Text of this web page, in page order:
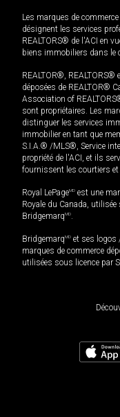
Les marques de
désignent les services
REALTORS® de l'ACI en
biens immobiliers dans le
REALTOR®, REALTORS®
déposées de REALTOR®
Association of
sont propriétaires. Les
distinguer les services
immobilier en tant que
S.I.A.® /MLS®, Service
propriété de l'ACI, et ils
fournissent les courtiers
Royal LePageMD est une
Royale du Canada,
BridgemarqMD.
BridgemarqMD et ses logos
marques de commerce
utilisées sous licence par